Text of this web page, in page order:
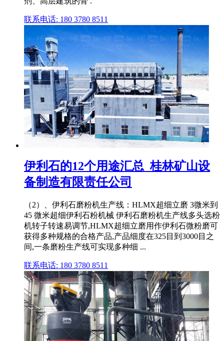
联系电话: 180 3780 8511
伊利石的12个用途汇总_桂林矿山设
备制造有限责任公司
（2）、伊利石磨粉机生产线：HLMX超细立磨 3微米到
45 微米超细伊利石粉机械 伊利石磨粉机生产线多头选粉
机转子转速易调节,HLMX超细立磨用作伊利石微粉磨可
获得多种规格的合格产品,产品细度在325目到3000目之
间,一条磨粉生产线可实现多种细 ...
联系电话: 180 3780 8511